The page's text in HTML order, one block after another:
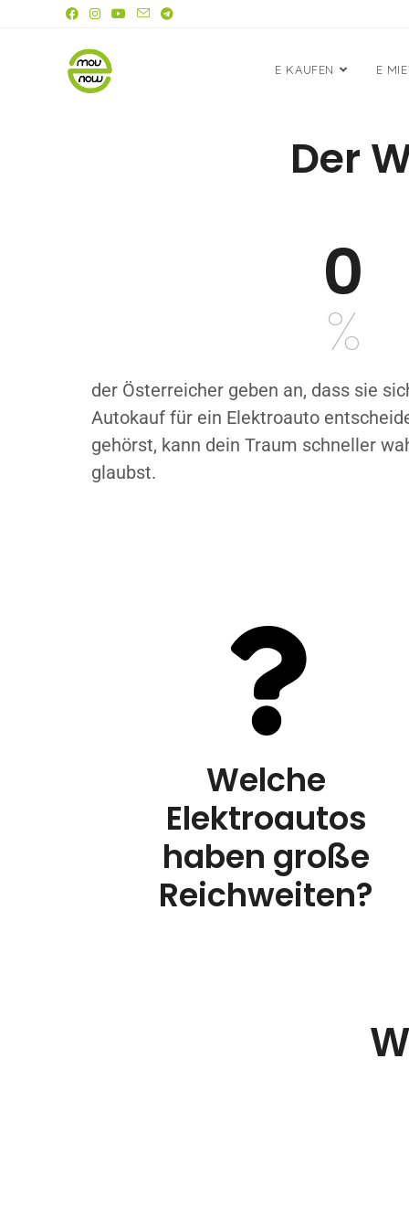
E KAUFEN E
Der
%
0
der Österreicher geben an, dass sie
Autokauf für ein Elektroauto
gehörst, kann dein Traum schneller
glaubst.
Welche
Elektroautos
haben große
Reichweiten?